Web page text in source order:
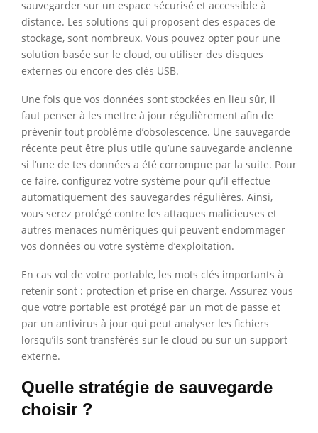
sauvegarder sur un espace sécurisé et accessible à
distance. Les solutions qui proposent des espaces de
stockage, sont nombreux. Vous pouvez opter pour une
solution basée sur le cloud, ou utiliser des disques
externes ou encore des clés USB.
Une fois que vos données sont stockées en lieu sûr, il
faut penser à les mettre à jour régulièrement afin de
prévenir tout problème d’obsolescence. Une sauvegarde
récente peut être plus utile qu’une sauvegarde ancienne
si l’une de tes données a été corrompue par la suite. Pour
ce faire, configurez votre système pour qu’il effectue
automatiquement des sauvegardes régulières. Ainsi,
vous serez protégé contre les attaques malicieuses et
autres menaces numériques qui peuvent endommager
vos données ou votre système d’exploitation.
En cas vol de votre portable, les mots clés importants à
retenir sont : protection et prise en charge. Assurez-vous
que votre portable est protégé par un mot de passe et
par un antivirus à jour qui peut analyser les fichiers
lorsqu’ils sont transférés sur le cloud ou sur un support
externe.
Quelle stratégie de sauvegarde
choisir ?